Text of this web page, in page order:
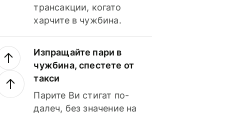
трансакции, когато
харчите в чужбина.
Изпращайте пари в
чужбина, спестете от
такси
Парите Ви стигат по-
далеч, без значение на